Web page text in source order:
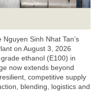
Sinh Nhat Tan’s
on August 3, 2026
ethanol (E100) in
now extends beyond
competitive supply
blending, logistics and